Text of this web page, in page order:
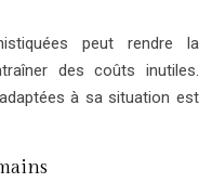
peut rendre la
des coûts inutiles.
à sa situation est